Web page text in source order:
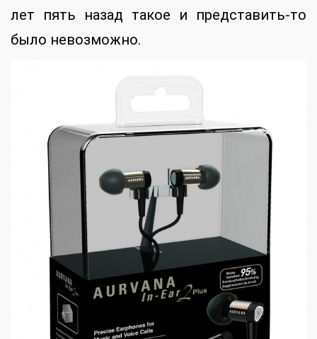
лет пять назад такое и представить-то
было невозможно.